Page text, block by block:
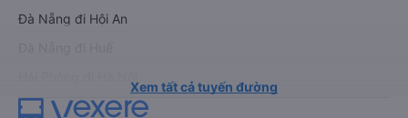
Đà Nẵng đi Hội An
Xem tất cả tuyến đường